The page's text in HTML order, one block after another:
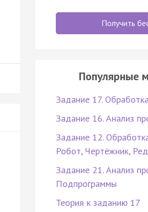
Получить
Популярные
Задание 17.
Задание 16. Анализ
Задание 12.
Робот, Чертёжник,
Задание 21. Анализ
Подпрограммы
Теория к заданию 17